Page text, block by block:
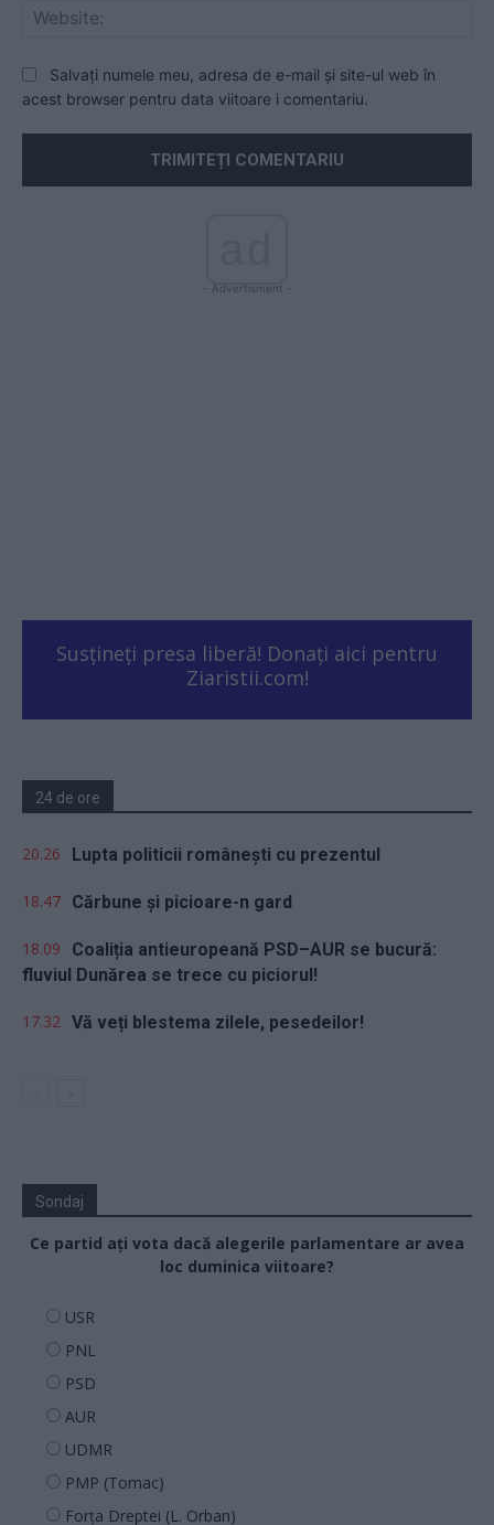
Salvați numele meu, adresa de e-mail și site-ul web în
acest browser pentru data viitoare i comentariu.
- Advertisment -
Susțineți presa liberă! Donați aici pentru
Ziaristii.com!
24 de ore
20.26 Lupta politicii românești cu prezentul
18.47 Cărbune și picioare-n gard
18.09
Coaliția antieuropeană PSD–AUR se bucură:
fluviul Dunărea se trece cu piciorul!
17.32 Vă veți blestema zilele, pesedeilor!
Sondaj
Ce partid ați vota dacă alegerile parlamentare ar avea
loc duminica viitoare?
USR
PNL
PSD
AUR
UDMR
PMP (Tomac)
Forța Dreptei (L. Orban)